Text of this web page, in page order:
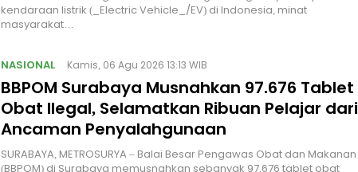
kendaraan listrik (_Electric Vehicle_/EV) di Indonesia, minat
masyarakat…
NASIONAL Kamis, 06 Agu 2026 13:13 WIB
BBPOM Surabaya Musnahkan 97.676 Tablet
Obat Ilegal, Selamatkan Ribuan Pelajar dari
Ancaman Penyalahgunaan
SURABAYA, METROSURYA – Balai Besar Pengawas Obat dan Makanan
(BBPOM) di Surabaya memusnahkan sebanyak 97.676 tablet obat